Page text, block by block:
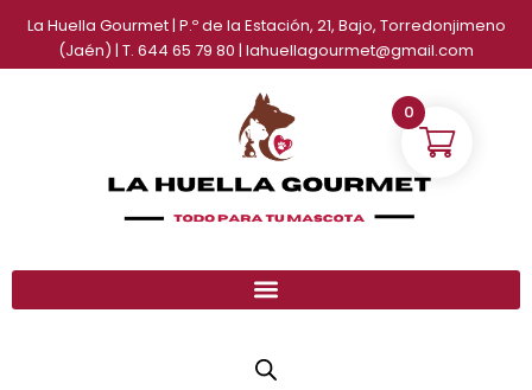
contenido
La Huella Gourmet | P.º de la Estación, 21, Bajo, Torredonjimeno
(Jaén) | T. 644 65 79 80 | lahuellagourmet@gmail.com
0